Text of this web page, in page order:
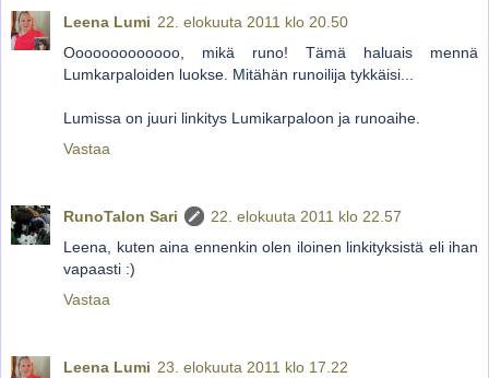
Leena Lumi 22. elokuuta 2011 klo 20.50
Ooooooooooooo, mikä runo! Tämä haluais mennä
Lumkarpaloiden luokse. Mitähän runoilija tykkäisi...
Lumissa on juuri linkitys Lumikarpaloon ja runoaihe.
Vastaa
RunoTalon Sari
22. elokuuta 2011 klo 22.57
Leena, kuten aina ennenkin olen iloinen linkityksistä eli ihan
vapaasti :)
Vastaa
Leena Lumi 23. elokuuta 2011 klo 17.22